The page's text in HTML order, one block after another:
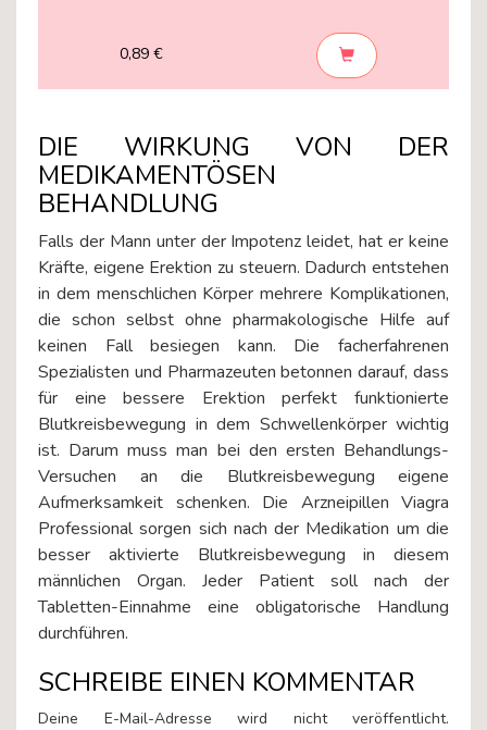
0,89 €
DIE WIRKUNG VON DER
MEDIKAMENTÖSEN
BEHANDLUNG
Falls der Mann unter der Impotenz leidet, hat er keine
Kräfte, eigene Erektion zu steuern. Dadurch entstehen
in dem menschlichen Körper mehrere Komplikationen,
die schon selbst ohne pharmakologische Hilfe auf
keinen Fall besiegen kann. Die facherfahrenen
Spezialisten und Pharmazeuten betonnen darauf, dass
für eine bessere Erektion perfekt funktionierte
Blutkreisbewegung in dem Schwellenkörper wichtig
ist. Darum muss man bei den ersten Behandlungs-
Versuchen an die Blutkreisbewegung eigene
Aufmerksamkeit schenken. Die Arzneipillen Viagra
Professional sorgen sich nach der Medikation um die
besser aktivierte Blutkreisbewegung in diesem
männlichen Organ. Jeder Patient soll nach der
Tabletten-Einnahme eine obligatorische Handlung
durchführen.
SCHREIBE EINEN KOMMENTAR
Deine E-Mail-Adresse wird nicht veröffentlicht.